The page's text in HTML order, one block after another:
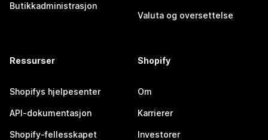
Butikkadministrasjon
Valuta og oversettelse
Ressurser
Shopifys hjelpesenter
API-dokumentasjon
Shopify-fellesskapet
Shopify
Om
Karrierer
Investorer